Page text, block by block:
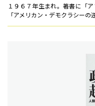
１９６７年生まれ。著書に「
「アメリカン・デモクラシーの